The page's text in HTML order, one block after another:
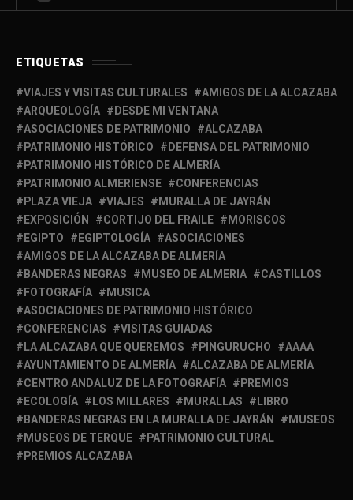
ETIQUETAS
VIAJES Y VISITAS CULTURALES
AMIGOS DE LA ALCAZABA
ARQUEOLOGÍA
DESDE MI VENTANA
ASOCIACIONES DE PATRIMONIO
ALCAZABA
PATRIMONIO HISTÓRICO
DEFENSA DEL PATRIMONIO
PATRIMONIO HISTÓRICO DE ALMERÍA
PATRIMONIO ALMERIENSE
CONFERENCIAS
PLAZA VIEJA
VIAJES
MURALLA DE JAYRÁN
EXPOSICIÓN
CORTIJO DEL FRAILE
MORISCOS
EGIPTO
EGIPTOLOGÍA
ASOCIACIONES
AMIGOS DE LA ALCAZABA DE ALMERÍA
BANDERAS NEGRAS
MUSEO DE ALMERIA
CASTILLOS
FOTOGRAFÍA
MUSICA
ASOCIACIONES DE PATRIMONIO HISTÓRICO
CONFERENCIAS
VISITAS GUIADAS
LA ALCAZABA QUE QUEREMOS
PINGURUCHO
AAAA
AYUNTAMIENTO DE ALMERÍA
ALCAZABA DE ALMERÍA
CENTRO ANDALUZ DE LA FOTOGRAFÍA
PREMIOS
ECOLOGÍA
LOS MILLARES MURALLAS
LIBRO
BANDERAS NEGRAS EN LA MURALLA DE JAYRÁN
MUSEOS
MUSEOS DE TERQUE
PATRIMONIO CULTURAL
PREMIOS ALCAZABA